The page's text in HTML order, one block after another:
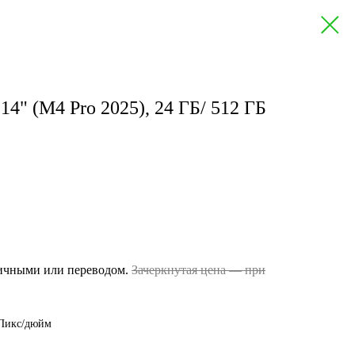
(M4 Pro 2025), 24 ГБ/ 512 ГБ
или переводом. Зачеркнутая цена — при
дюйм